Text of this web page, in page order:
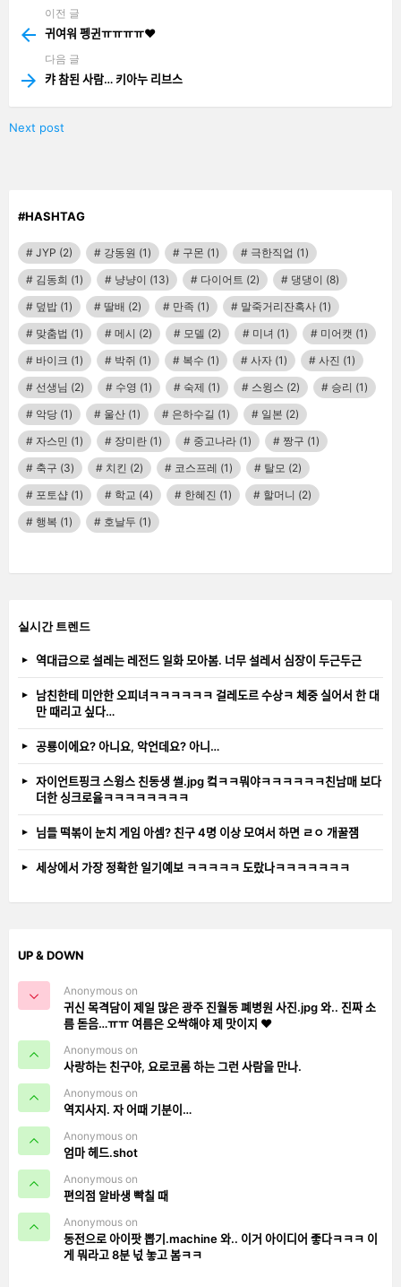
more
이전 글
귀여워 펭귄ㅠㅠㅠㅠ❤️
다음 글
캬 참된 사람… 키아누 리브스
Next post
#HASHTAG
JYP (2) 강동원 (1) 구몬 (1) 극한직업 (1)
김동희 (1) 냥냥이 (13) 다이어트 (2) 댕댕이 (8)
덮밥 (1) 딸배 (2) 만족 (1) 말죽거리잔혹사 (1)
맞춤법 (1) 메시 (2) 모델 (2) 미녀 (1) 미어캣 (1)
바이크 (1) 박쥐 (1) 복수 (1) 사자 (1) 사진 (1)
선생님 (2) 수영 (1) 숙제 (1) 스윙스 (2) 승리 (1)
악당 (1) 울산 (1) 은하수길 (1) 일본 (2)
자스민 (1) 장미란 (1) 중고나라 (1) 짱구 (1)
축구 (3) 치킨 (2) 코스프레 (1) 탈모 (2)
포토샵 (1) 학교 (4) 한혜진 (1) 할머니 (2)
행복 (1) 호날두 (1)
실시간 트렌드
역대급으로 설레는 레전드 일화 모아봄. 너무 설레서 심장이 두근두근
남친한테 미안한 오피녀ㅋㅋㅋㅋㅋㅋ 걸레도르 수상ㅋ 체중 실어서 한 대
만 때리고 싶다…
공룡이에요? 아니요, 악언데요? 아니…
자이언트핑크 스윙스 친동생 썰.jpg 컼ㅋㅋ뭐야ㅋㅋㅋㅋㅋㅋ친남매 보다
더한 싱크로율ㅋㅋㅋㅋㅋㅋㅋㅋ
님들 떡볶이 눈치 게임 아셈? 친구 4명 이상 모여서 하면 ㄹㅇ 개꿀잼
세상에서 가장 정확한 일기예보 ㅋㅋㅋㅋㅋ 도랐나ㅋㅋㅋㅋㅋㅋㅋ
UP & DOWN
Anonymous on
귀신 목격담이 제일 많은 광주 진월동 폐병원 사진.jpg 와.. 진짜 소
름 돋음…ㅠㅠ 여름은 오싹해야 제 맛이지 ❤️
Anonymous on
사랑하는 친구야, 요로코롬 하는 그런 사람을 만나.
Anonymous on
역지사지. 자 어때 기분이…
Anonymous on
엄마 헤드.shot
Anonymous on
편의점 알바생 빡칠 때
Anonymous on
동전으로 아이팟 뽑기.machine 와.. 이거 아이디어 좋다ㅋㅋㅋ 이
게 뭐라고 8분 넋 놓고 봄ㅋㅋ